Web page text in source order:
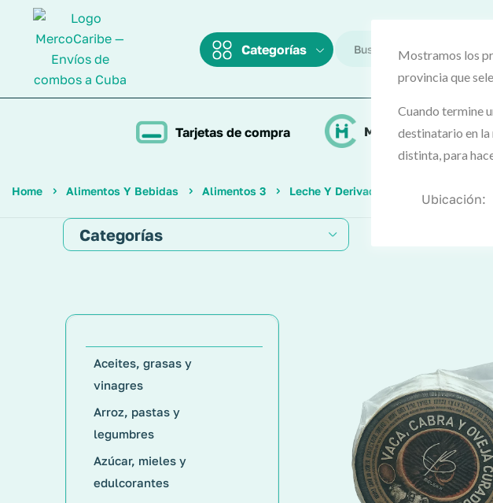
Mostramos los
provincia que
Cuando termine
destinatario en la
distinta, para
Ubicación:
Categorías
Tarjetas de compra MercoCash
Home Alimentos Y Bebidas Alimentos 3 Leche Y Derivados Lácteos
Categorías
Aceites, grasas y
vinagres
Arroz, pastas y
legumbres
Azúcar, mieles y
edulcorantes